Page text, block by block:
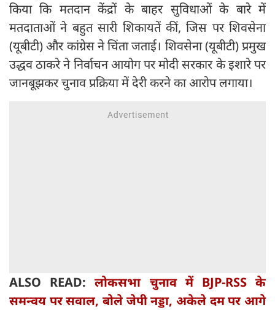
किया कि मतदान केंद्रों के बाहर सुविधाओं के बारे में
मतदाताओं ने बहुत सारी शिकायतें कीं, जिस पर शिवसेना
(यूबीटी) और कांग्रेस ने चिंता जताई। शिवसेना (यूबीटी) प्रमुख
उद्धव ठाकरे ने निर्वाचन आयोग पर मोदी सरकार के इशारे पर
जानबूझकर चुनाव प्रक्रिया में देरी करने का आरोप लगाया।
ALSO READ:लोकसभा चुनाव में BJP-RSS के
समन्वय पर सवाल, बोले जेपी नड्डा, अकेले दम पर आगे